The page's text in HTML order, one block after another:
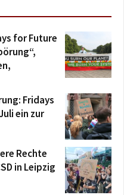
for Future
Fridays
ein zur
Rechte
in Leipzig